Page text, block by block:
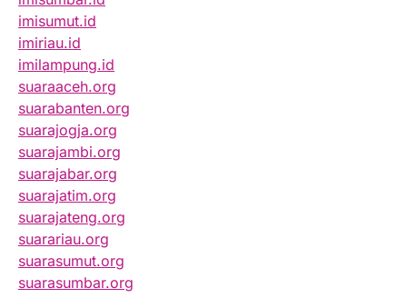
imisumut.id
imiriau.id
imilampung.id
suaraaceh.org
suarabanten.org
suarajogja.org
suarajambi.org
suarajabar.org
suarajatim.org
suarajateng.org
suarariau.org
suarasumut.org
suarasumbar.org